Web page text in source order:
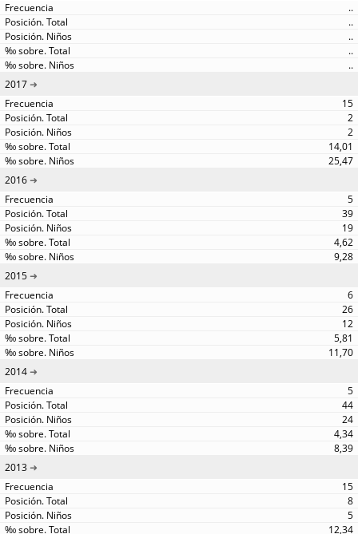
..
..
..
..
..
2017
15
2
2
14,01
25,47
2016
5
39
19
4,62
9,28
2015
6
26
12
5,81
11,70
2014
5
44
24
4,34
8,39
2013
15
8
5
12,34